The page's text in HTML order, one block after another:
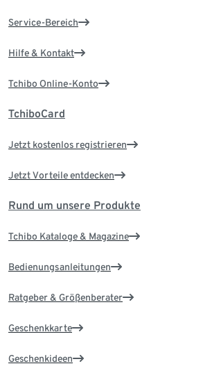
Service-Bereich
Hilfe & Kontakt
Tchibo Online-Konto
TchiboCard
Jetzt kostenlos registrieren
Jetzt Vorteile entdecken
Rund um unsere Produkte
Tchibo Kataloge & Magazine
Bedienungsanleitungen
Ratgeber & Größenberater
Geschenkkarte
Geschenkideen